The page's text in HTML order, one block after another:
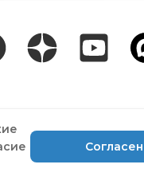
Согласен